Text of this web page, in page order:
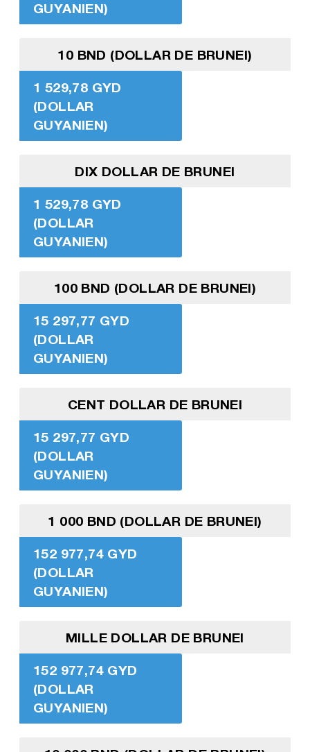
GUYANIEN)
10 BND (DOLLAR DE BRUNEI)
1 529,78 GYD
(DOLLAR
GUYANIEN)
DIX DOLLAR DE BRUNEI
1 529,78 GYD
(DOLLAR
GUYANIEN)
100 BND (DOLLAR DE BRUNEI)
15 297,77 GYD
(DOLLAR
GUYANIEN)
CENT DOLLAR DE BRUNEI
15 297,77 GYD
(DOLLAR
GUYANIEN)
1 000 BND (DOLLAR DE BRUNEI)
152 977,74 GYD
(DOLLAR
GUYANIEN)
MILLE DOLLAR DE BRUNEI
152 977,74 GYD
(DOLLAR
GUYANIEN)